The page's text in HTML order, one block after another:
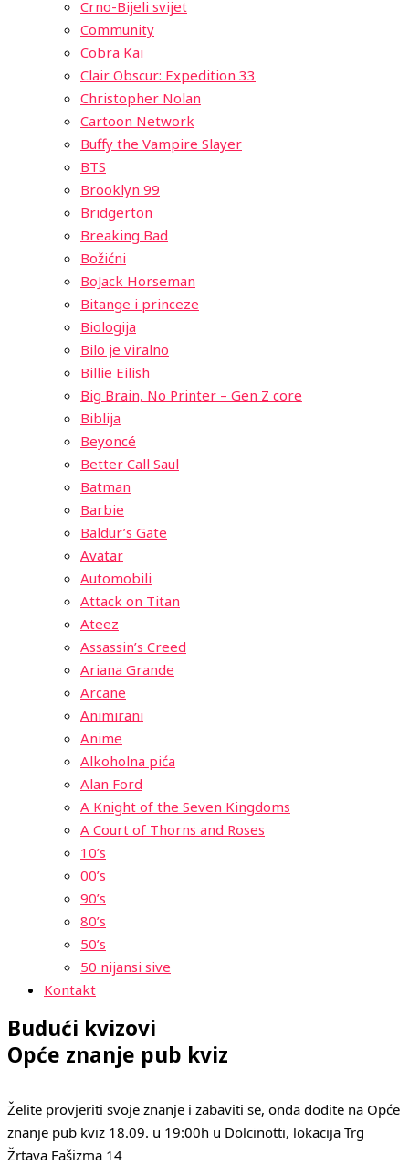
Crno-Bijeli svijet
Community
Cobra Kai
Clair Obscur: Expedition 33
Christopher Nolan
Cartoon Network
Buffy the Vampire Slayer
BTS
Brooklyn 99
Bridgerton
Breaking Bad
Božićni
BoJack Horseman
Bitange i princeze
Biologija
Bilo je viralno
Billie Eilish
Big Brain, No Printer – Gen Z core
Biblija
Beyoncé
Better Call Saul
Batman
Barbie
Baldur’s Gate
Avatar
Automobili
Attack on Titan
Ateez
Assassin’s Creed
Ariana Grande
Arcane
Animirani
Anime
Alkoholna pića
Alan Ford
A Knight of the Seven Kingdoms
A Court of Thorns and Roses
10’s
00’s
90’s
80’s
50’s
50 nijansi sive
Kontakt
Budući kvizovi
Opće znanje pub kviz
Želite provjeriti svoje znanje i zabaviti se, onda dođite na Opće
znanje pub kviz 18.09. u 19:00h u Dolcinotti, lokacija Trg
Žrtava Fašizma 14